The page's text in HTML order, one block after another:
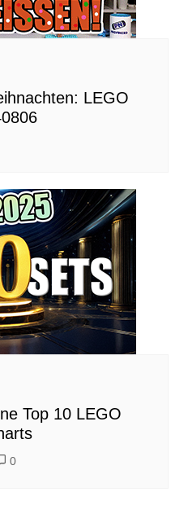
LEGO
Top 10 LEGO
0